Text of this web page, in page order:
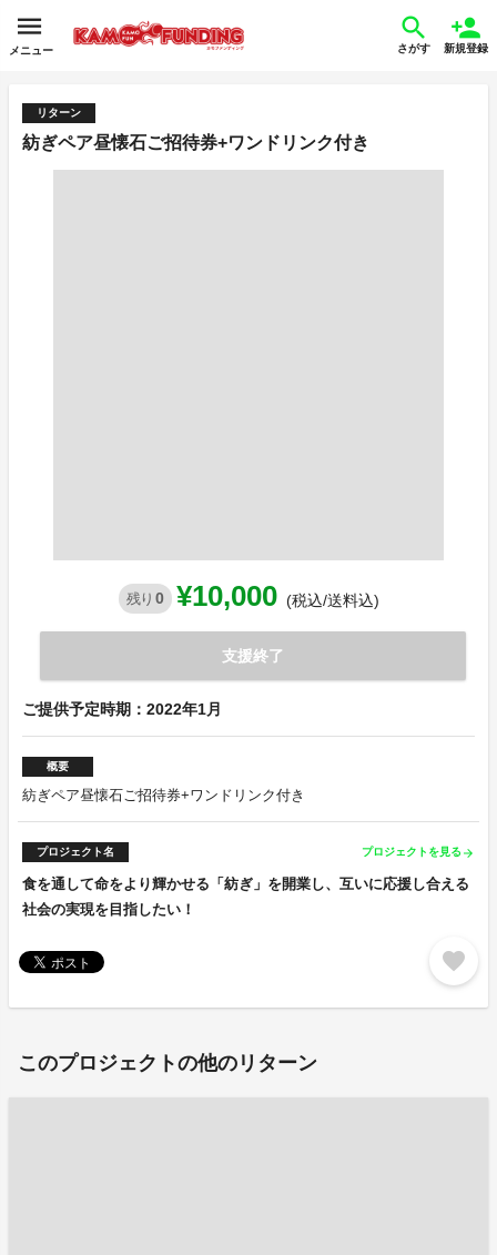
メニュー さがす 新規登録
リターン
紡ぎペア昼懐石ご招待券+ワンドリンク付き
残り 0 ¥10,000 (税込/送料込)
支援終了
ご提供予定時期：2022年1月
概要
紡ぎペア昼懐石ご招待券+ワンドリンク付き
プロジェクト名 プロジェクトを見る arrow_forward
食を通して命をより輝かせる「紡ぎ」を開業し、互いに応援し合える
社会の実現を目指したい！
favorite
このプロジェクトの他のリターン